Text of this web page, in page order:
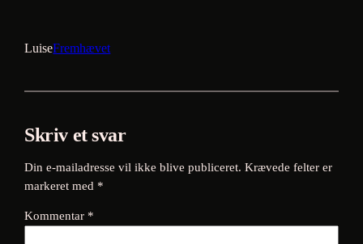
LuiseFremhævet
Skriv et svar
Din e-mailadresse vil ikke blive publiceret. Krævede felter er
markeret med *
Kommentar *